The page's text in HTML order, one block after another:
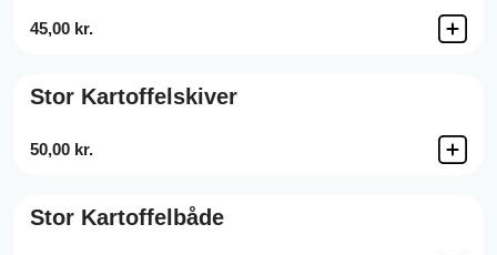
45,00 kr.
Stor Kartoffelskiver
50,00 kr.
Stor Kartoffelbåde